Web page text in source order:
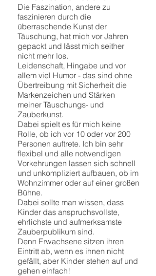
Die Faszination, andere zu
faszinieren durch die
überraschende Kunst der
Täuschung, hat mich vor Jahren
gepackt und lässt mich seither
nicht mehr los.
Leidenschaft, Hingabe und vor
allem viel Humor - das sind ohne
Übertreibung mit Sicherheit die
Markenzeichen und Stärken
meiner Täuschungs- und
Zauberkunst.
Dabei spielt es für mich keine
Rolle, ob ich vor 10 oder vor 200
Personen auftrete. Ich bin sehr
flexibel und alle notwendigen
Vorkehrungen lassen sich schnell
und unkompliziert aufbauen, ob im
Wohnzimmer oder auf einer großen
Bühne.
Dabei sollte man wissen, dass
Kinder das anspruchsvollste,
ehrlichste und aufmerksamste
Zauberpublikum sind.
Denn Erwachsene sitzen ihren
Eintritt ab, wenn es ihnen nicht
gefällt, aber Kinder stehen auf und
gehen einfach!